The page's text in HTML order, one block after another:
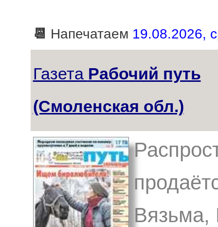
📆 Напечатаем 19.08.2026,
Газета Рабочий путь
(Смоленская обл.)
Вязьма,